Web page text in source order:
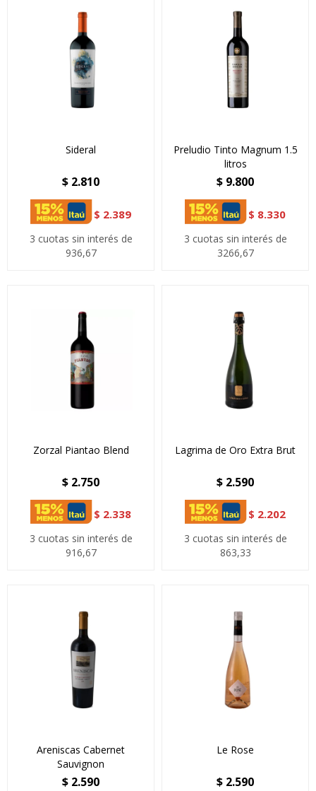
Sideral
$ 2.810
$ 2.389
3 cuotas sin interés de
936,67
Preludio Tinto Magnum 1.5
litros
$ 9.800
$ 8.330
3 cuotas sin interés de
3266,67
Zorzal Piantao Blend
$ 2.750
$ 2.338
3 cuotas sin interés de
916,67
Lagrima de Oro Extra Brut
$ 2.590
$ 2.202
3 cuotas sin interés de
863,33
Areniscas Cabernet
Sauvignon
$ 2.590
Le Rose
$ 2.590